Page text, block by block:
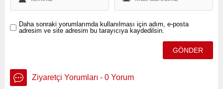
Daha sonraki yorumlarımda kullanılması için adım, e-posta
adresim ve site adresim bu tarayıcıya kaydedilsin.
Ziyaretçi Yorumları - 0 Yorum